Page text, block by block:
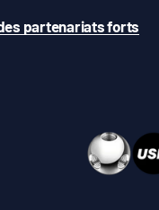
partenariats forts